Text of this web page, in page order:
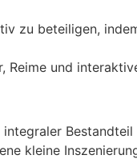
zu beteiligen,
Reime und
Bestandteil
kleine